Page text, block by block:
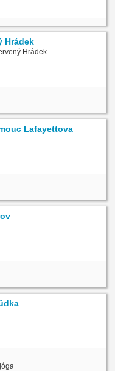
Hrádek
Hrádek
Lafayettova